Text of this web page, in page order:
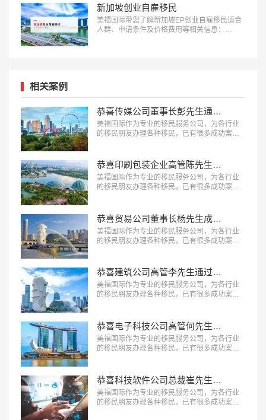
新加坡创业自雇移民
美福国际带您了解新加坡EP创业自雇移民适合
人群、申请条件及价格费用等相关信息：
相关案例
恭喜传媒公司董事长彭先生通过GIP项目获得新加坡永居！
美福国际作为专业的移民服务公司，为各行业
的移民朋友办理各种移民，已有很多成功案
恭喜印刷包装企业高管陈先生成功拿到新加坡永居身份！
美福国际作为专业的移民服务公司，为各行业
的移民朋友办理各种移民，已有很多成功案
恭喜贸易公司董事长杨先生成功移民新加坡！
美福国际作为专业的移民服务公司，为各行业
的移民朋友办理各种移民，已有很多成功案
恭喜建筑公司高管李先生通过GIP项目成功移民新加坡！
美福国际作为专业的移民服务公司，为各行业
的移民朋友办理各种移民，已有很多成功案
恭喜电子科技公司高管何先生成功拿到新加坡永居身份！
美福国际作为专业的移民服务公司，为各行业
的移民朋友办理各种移民，已有很多成功案
恭喜科技软件公司总裁崔先生获得新加坡科技准证EP！
美福国际作为专业的移民服务公司，为各行业
的移民朋友办理各种移民，已有很多成功案